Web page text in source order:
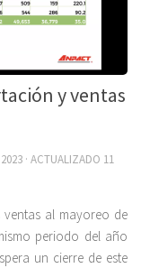
y ventas
· ACTUALIZADO 11
al mayoreo de
periodo del año
un cierre de este